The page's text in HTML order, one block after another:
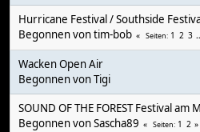
Hurricane Festival / Southside
Begonnen von tim-bob
Seiten 1 2 3
Wacken Open Air
Begonnen vonTigi
SOUND OF THE FOREST Festival am
Begonnen vonSascha89 Seiten 1 2